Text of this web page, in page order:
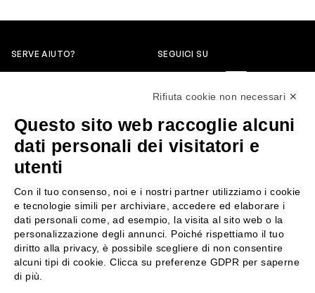
SERVE AIUTO?
servizioclienti@rossiprofumi.it
SEGUICI SU
SERVIZIO CLIENTI
Resi e rimborsi
Pagamenti
Spedizione
Condizioni generali di vendita
Privacy Policy
Chi siamo
Contattaci
Negozi
Attiva la Rossi Card
Rifiuta cookie non necessari ✕
Questo sito web raccoglie alcuni
dati personali dei visitatori e
utenti
Con il tuo consenso, noi e i nostri partner utilizziamo i cookie
e tecnologie simili per archiviare, accedere ed elaborare i
dati personali come, ad esempio, la visita al sito web o la
personalizzazione degli annunci. Poiché rispettiamo il tuo
diritto alla privacy, è possibile scegliere di non consentire
alcuni tipi di cookie. Clicca su preferenze GDPR per saperne
di più.